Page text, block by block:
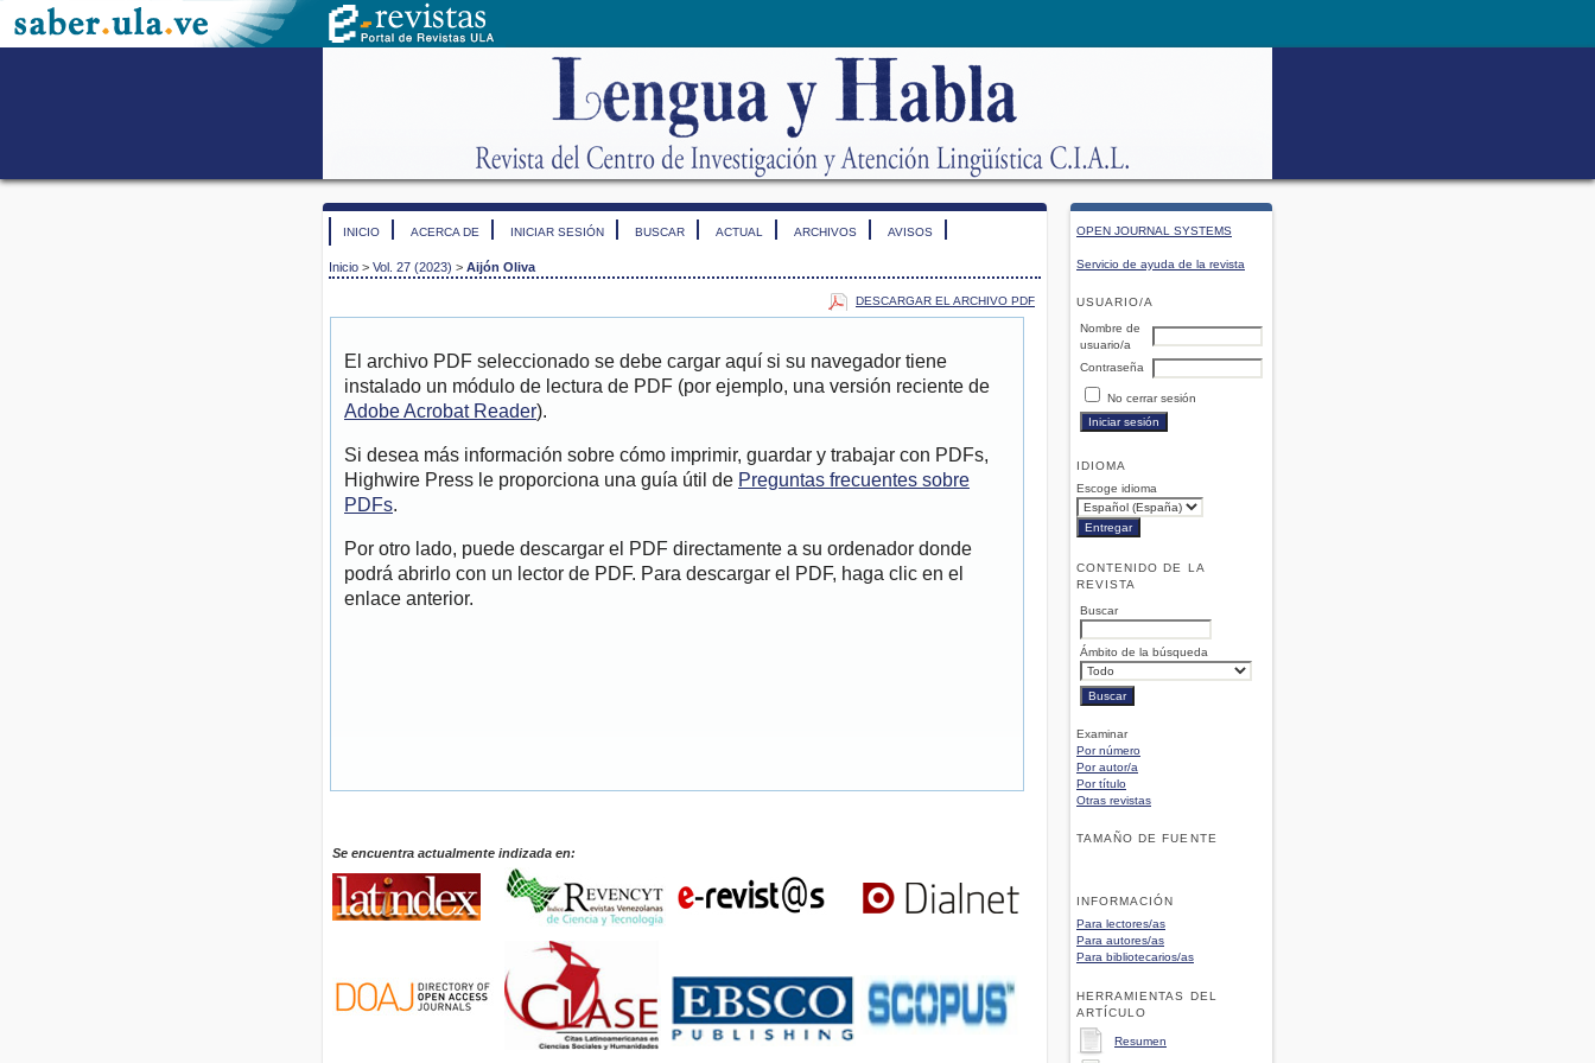
OPEN JOURNAL SYSTEMS
Servicio de ayuda de la revista
USUARIO/A
Nombre de
usuario/a
Contraseña
No cerrar sesión
IDIOMA
Escoge idioma
CONTENIDO DE LA
REVISTA
Buscar
Ámbito de la búsqueda
Examinar
Por número
Por autor/a
Por título
Otras revistas
TAMAÑO DE FUENTE
INFORMACIÓN
Para lectores/as
Para autores/as
Para bibliotecarios/as
HERRAMIENTAS DEL
ARTÍCULO
Resumen
INICIO ACERCA DE INICIAR SESIÓN BUSCAR ACTUAL ARCHIVOS AVISOS
Inicio > Vol. 27 (2023) > Aijón Oliva
DESCARGAR EL ARCHIVO PDF
El archivo PDF seleccionado se debe cargar aquí si su navegador tiene
instalado un módulo de lectura de PDF (por ejemplo, una versión reciente de
Adobe Acrobat Reader).
Si desea más información sobre cómo imprimir, guardar y trabajar con PDFs,
Highwire Press le proporciona una guía útil de Preguntas frecuentes sobre
PDFs.
Por otro lado, puede descargar el PDF directamente a su ordenador donde
podrá abrirlo con un lector de PDF. Para descargar el PDF, haga clic en el
enlace anterior.
Se encuentra actualmente indizada en: